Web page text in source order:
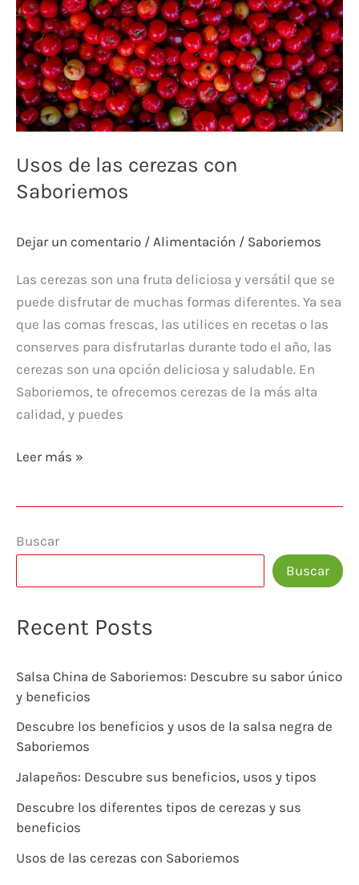
Buscar
Buscar
Recent Posts
Salsa China de Saboriemos: Descubre su sabor único
y beneficios
Descubre los beneficios y usos de la salsa negra de
Saboriemos
Jalapeños: Descubre sus beneficios, usos y tipos
Descubre los diferentes tipos de cerezas y sus
beneficios
Usos de las cerezas con Saboriemos
Usos de las cerezas con
Saboriemos
Dejar un comentario / Alimentación / Saboriemos
Las cerezas son una fruta deliciosa y versátil que se
puede disfrutar de muchas formas diferentes. Ya sea
que las comas frescas, las utilices en recetas o las
conserves para disfrutarlas durante todo el año, las
cerezas son una opción deliciosa y saludable. En
Saboriemos, te ofrecemos cerezas de la más alta
calidad, y puedes
con
Saboriemos
Leer más »